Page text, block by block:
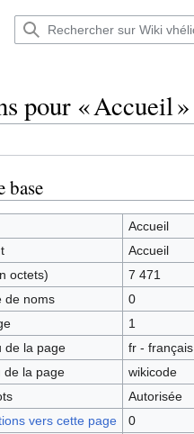
pour « Accueil »
base
Accueil
Accueil
octets)
7 471
de noms
0
1
de la page
fr - français
de la page
wikicode
Autorisée
vers cette page
0